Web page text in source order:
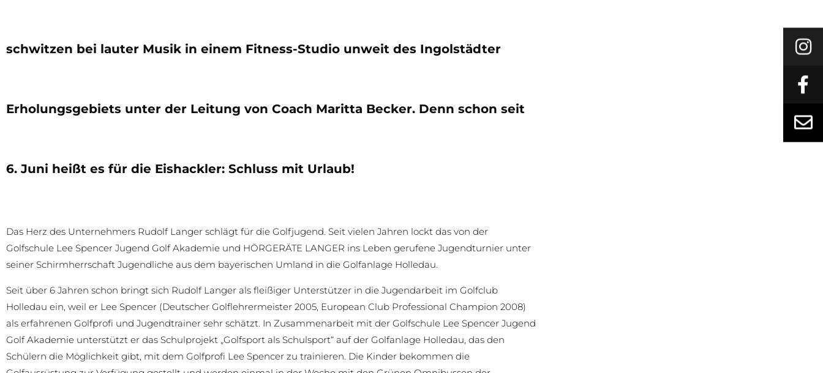
schwitzen bei lauter Musik in einem Fitness-Studio unweit des Ingolstädter
Erholungsgebiets unter der Leitung von Coach Maritta Becker. Denn schon seit
6. Juni heißt es für die Eishackler: Schluss mit Urlaub!
Das Herz des Unternehmers Rudolf Langer schlägt für die Golfjugend. Seit vielen Jahren lockt das von der
Golfschule Lee Spencer Jugend Golf Akademie und HÖRGERÄTE LANGER ins Leben gerufene Jugendturnier unter
seiner Schirmherrschaft Jugendliche aus dem bayerischen Umland in die Golfanlage Holledau.
Seit über 6 Jahren schon bringt sich Rudolf Langer als fleißiger Unterstützer in die Jugendarbeit im Golfclub
Holledau ein, weil er Lee Spencer (Deutscher Golflehrermeister 2005, European Club Professional Champion 2008)
als erfahrenen Golfprofi und Jugendtrainer sehr schätzt. In Zusammenarbeit mit der Golfschule Lee Spencer Jugend
Golf Akademie unterstützt er das Schulprojekt „Golfsport als Schulsport“ auf der Golfanlage Holledau, das den
Schülern die Möglichkeit gibt, mit dem Golfprofi Lee Spencer zu trainieren. Die Kinder bekommen die